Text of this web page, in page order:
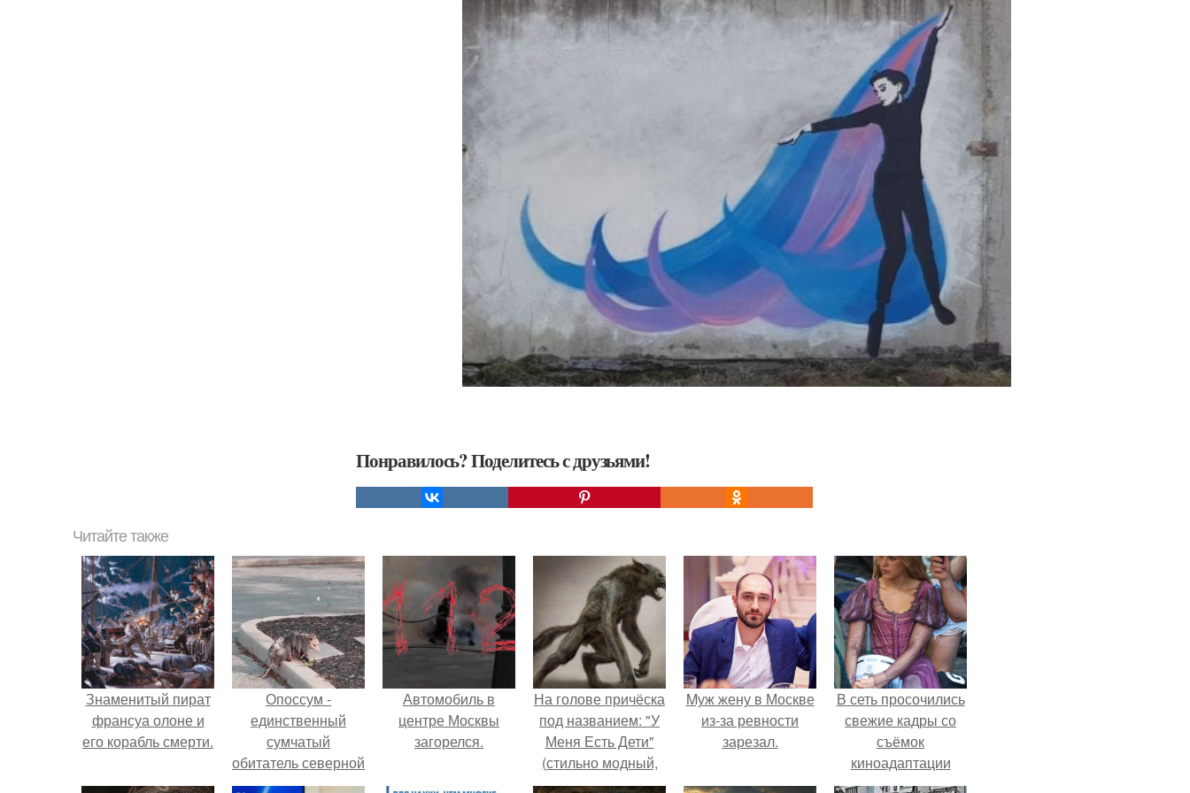
Понравилось? Поделитесь с друзьями!
Читайте также
Знаменитый пират
франсуа олоне и
его корабль смерти.
Опоссум -
единственный
сумчатый
обитатель северной
америки.
Автомобиль в
центре Москвы
загорелся.
На голове причёска
под названием: "У
Меня Есть Дети"
(стильно модный,
небрежный пучок.
Mуж жену в Москве
из-за ревности
зарезал.
В сеть просочились
свежие кадры со
съёмок
киноадаптации
"Рапунцель", и всё